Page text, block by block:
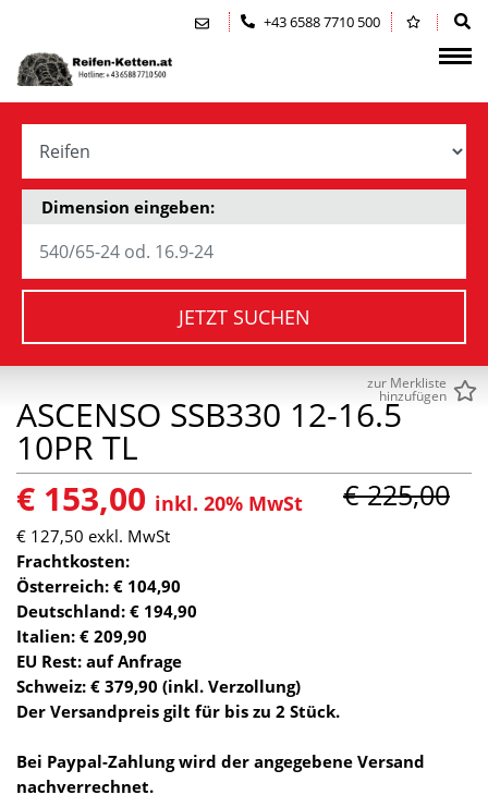
Zum Inhalt springen (Alt+0)
Zum Hauptmenü springen (Alt+1)+43 6588 7710 500
Dimension eingeben:
JETZT SUCHEN
zur Merkliste
hinzufügen
ASCENSO SSB330 12-16.5
10PR TL
€ 153,00 inkl. 20% MwSt € 225,00
€ 127,50 exkl. MwSt
Frachtkosten:
Österreich: € 104,90
Deutschland: € 194,90
Italien: € 209,90
EU Rest: auf Anfrage
Schweiz: € 379,90 (inkl. Verzollung)
Der Versandpreis gilt für bis zu 2 Stück.
Bei Paypal-Zahlung wird der angegebene Versand
nachverrechnet.